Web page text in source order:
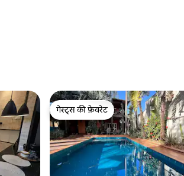
गेस्ट्स की फ़ेवरेट
गेस्ट्स की फ़ेवरेट